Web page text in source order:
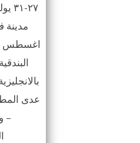
اغسطس
عدى
–